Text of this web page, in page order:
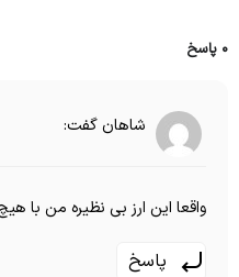
0 پاسخ
شاهانگفت:
واقعا این ارز بی نظیره من با
پاسخ